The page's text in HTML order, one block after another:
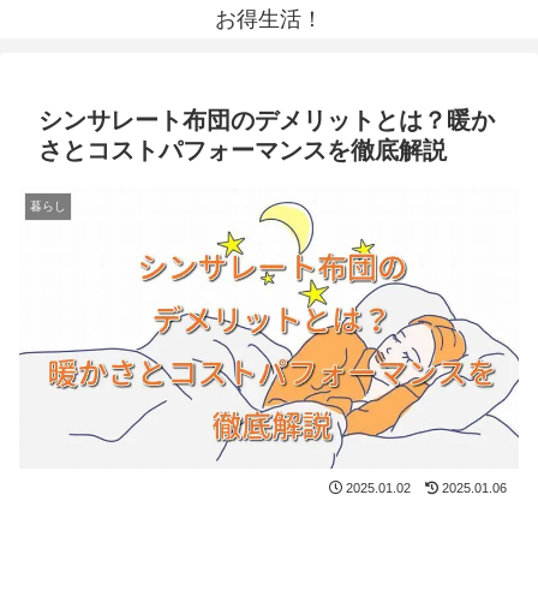
お得生活！
シンサレート布団のデメリットとは？暖か
さとコストパフォーマンスを徹底解説
暮らし
2025.01.02 2025.01.06